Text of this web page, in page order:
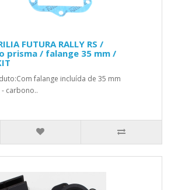
FUTURA RALLY RS /
prisma / falange 35 mm /
falange incluída de 35 mm
carbono..